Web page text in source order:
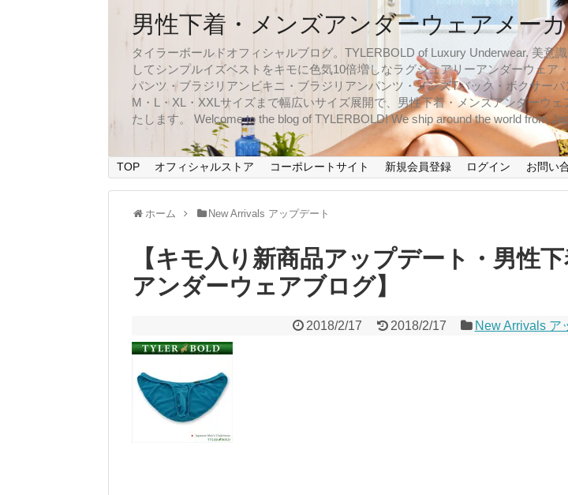
男性下着・メンズアンダーウェアメー
タイラーボールドオフィシャルブログ。TYLERBOLD of Luxury Underwear. 美意
してシンプルイズベストをキモに色気10倍増しなラグジュアリーアンダーウェ
パンツ・ブラジリアンビキニ・ブラジリアンパンツ・メンズTバック・ボクサー
M・L・XL・XXLサイズまで幅広いサイズ展開で、男性下着・メンズアンダーウ
たします。 Welcome to the blog of TYLERBOLD! We ship around the world from
TOP オフィシャルストア コーポレートサイト 新規会員登録 ログイン お問い
ホーム New Arrivals アップデート
【キモ入り新商品アップデート・男性
アンダーウェアブログ】
2018/2/17 2018/2/17 New Arrivals ア